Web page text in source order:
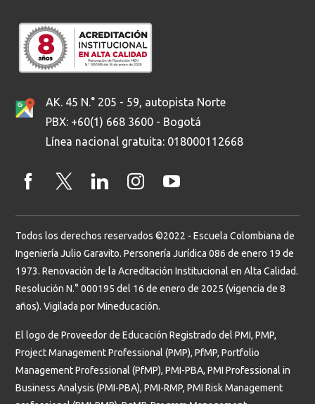
AK. 45 N.° 205 - 59, autopista Norte
PBX: +60(1) 668 3600 - Bogotá
Línea nacional gratuita: 018000112668
Todos los derechos reservados ©2022 - Escuela Colombiana de
Ingeniería Julio Garavito. Personería Jurídica 086 de enero 19 de
1973. Renovación de la Acreditación Institucional en Alta Calidad.
Resolución N.° 000195 del 16 de enero de 2025 (vigencia de 8
años). Vigilada por Mineducación.
El logo de Proveedor de Educación Registrado del PMI, PMP,
Project Management Professional (PMP), PfMP, Portfolio
Management Professional (PfMP), PMI-PBA, PMI Professional in
Business Analysis (PMI-PBA), PMI-RMP, PMI Risk Management